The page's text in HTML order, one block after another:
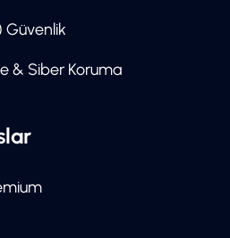
& Siber Koruma